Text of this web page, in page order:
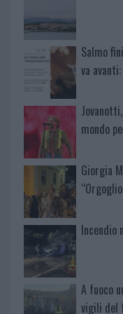
Salmo
va
mondo
Giorgia
Incendio
A fuoco
vigili del